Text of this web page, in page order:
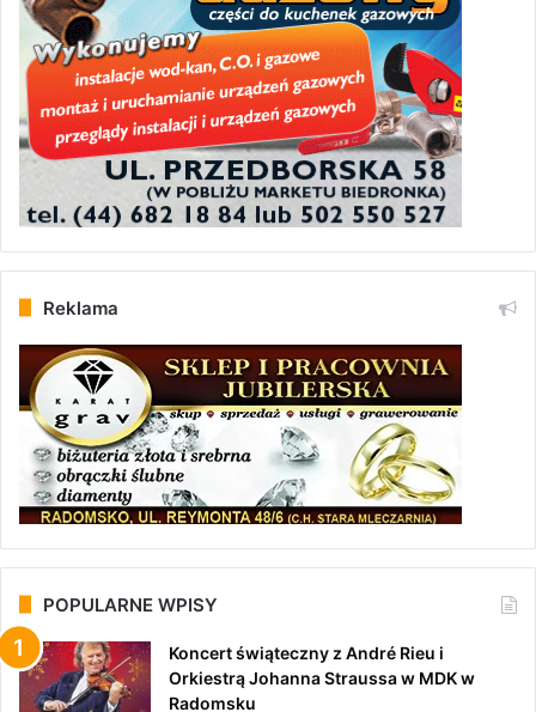
Reklama
POPULARNE WPISY
Koncert świąteczny z André Rieu i
Orkiestrą Johanna Straussa w MDK w
Radomsku